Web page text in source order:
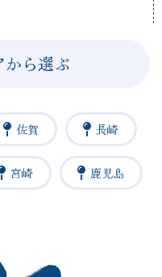
から選ぶ
佐賀 長崎
宮崎 鹿児島